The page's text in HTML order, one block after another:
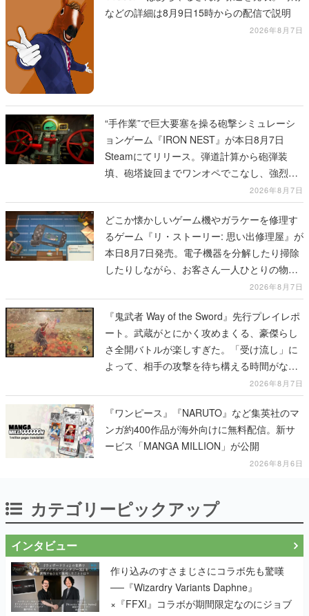
などの詳細は8月9日15時からの配信で説明
2026年8月7日
“手作業”で巨大要塞を操る砲撃シミュレーシ
ョンゲーム『IRON NEST』が本日8月7日
Steamにてリリース。弾道計算から砲弾装
填、砲塔旋回までワンオペでこなし、強烈な
一撃をブチかませるロマンある作品2026年8月7日
どこか懐かしいゲーム機やガラケーを修理す
るゲーム『リ・ストーリー: 思い出修理屋』が
本日8月7日発売。電子機器を分解したり掃除
したりしながら、お客さん一人ひとりの物語
2026年8月7日
『鬼武者 Way of the Sword』先行プレイレポ
ート。武蔵がとにかく攻めまくる、豪傑らし
さ全開バトルが楽しすぎた。「受け流し」に
よって、相手の攻撃を待ち構える時間がなく
2026年8月7日
『ワンピース』『NARUTO』など集英社のマ
ンガ約400作品が海外向けに無料配信。新サ
ービス「MANGA MILLION」が公開
2026年8月6日
カテゴリーピックアップ
インタビュー
作り込みのすさまじさにコラボ先も驚嘆
──『Wizardry Variants Daphne』
×『FFXI』コラボが期間限定なのにジョブ